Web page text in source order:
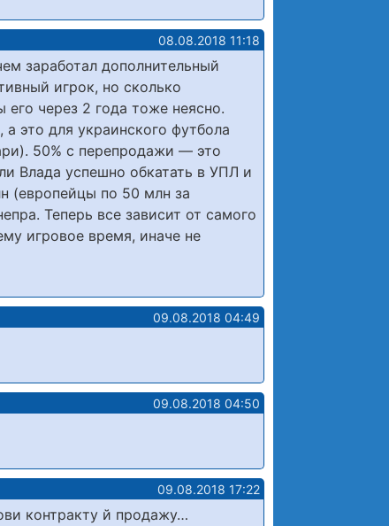
08.08.2018 11:18
заработал дополнительный
игрок, но сколько
через 2 года тоже неясно.
это для украинского футбола
50% с перепродажи — это
Влада успешно обкатать в УПЛ и
(европейцы по 50 млн за
Теперь все зависит от самого
игровое время, иначе не
09.08.2018 04:49
09.08.2018 04:50
09.08.2018 17:22
контракту й продажу…